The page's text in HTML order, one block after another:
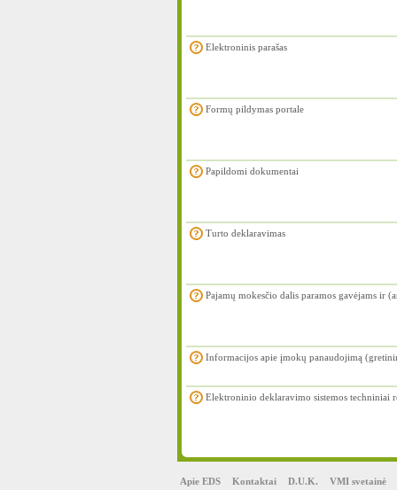
Elektroninis parašas
Formų pildymas portale
Papildomi dokumentai
Turto deklaravimas
Pajamų mokesčio dalis paramos gavėjams ir
Informacijos apie įmokų panaudojimą
Elektroninio deklaravimo sistemos techniniai
Apie EDS Kontaktai D.U.K. VMI svetainė